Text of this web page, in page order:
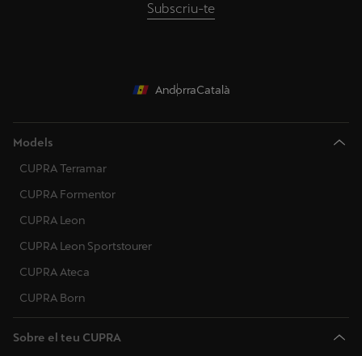
Subscriu-te
AndorraCatalà
Models
CUPRA Terramar
CUPRA Formentor
CUPRA Leon
CUPRA Leon Sportstourer
CUPRA Ateca
CUPRA Born
Sobre el teu CUPRA